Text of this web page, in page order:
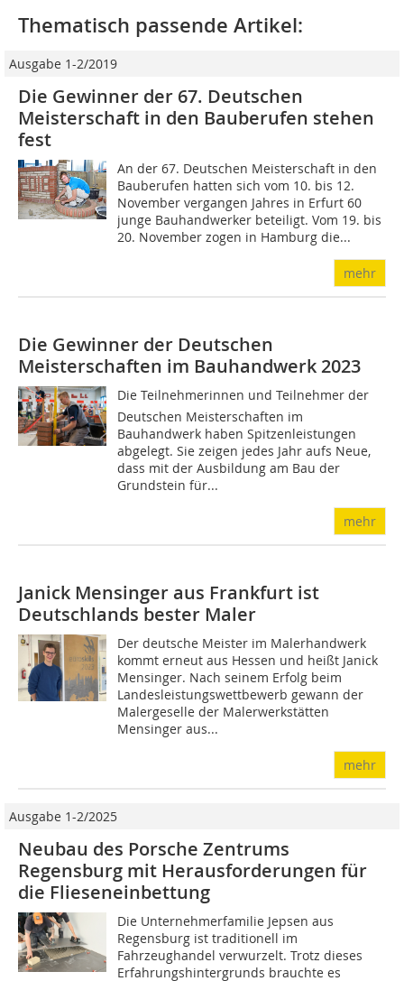
Thematisch passende Artikel:
Ausgabe 1-2/2019
Die Gewinner der 67. Deutschen
Meisterschaft in den Bauberufen stehen
fest
An der 67. Deutschen Meisterschaft in den
Bauberufen hatten sich vom 10. bis 12.
November vergangen Jahres in Erfurt 60
junge Bauhandwerker beteiligt. Vom 19. bis
20. November zogen in Hamburg die...
mehr
Die Gewinner der Deutschen
Meisterschaften im Bauhandwerk 2023
Die Teilnehmerinnen und Teilnehmer der
Deutschen Meisterschaften im
Bauhandwerk haben Spitzenleistungen
abgelegt. Sie zeigen jedes Jahr aufs Neue,
dass mit der Ausbildung am Bau der
Grundstein für...
mehr
Janick Mensinger aus Frankfurt ist
Deutschlands bester Maler
Der deutsche Meister im Malerhandwerk
kommt erneut aus Hessen und heißt Janick
Mensinger. Nach seinem Erfolg beim
Landesleistungswettbewerb gewann der
Malergeselle der Malerwerkstätten
Mensinger aus...
mehr
Ausgabe 1-2/2025
Neubau des Porsche Zentrums
Regensburg mit Herausforderungen für
die Flieseneinbettung
Die Unternehmerfamilie Jepsen aus
Regensburg ist traditionell im
Fahrzeughandel verwurzelt. Trotz ­dieses
Erfahrungshintergrunds brauchte es